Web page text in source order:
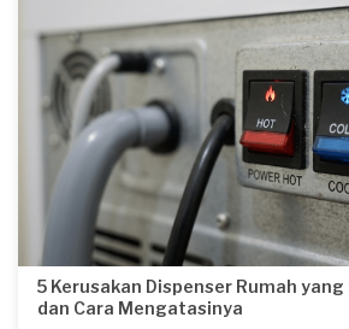
5 Kerusakan Dispenser Rumah
dan Cara Mengatasinya